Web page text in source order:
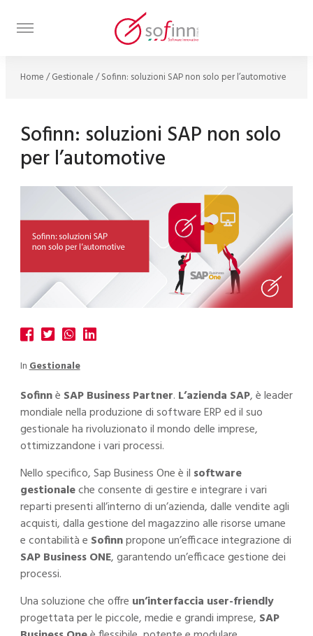
Home/Gestionale/Sofinn: soluzioni SAP non solo per l’automotive
Sofinn: soluzioni SAP non solo
per l’automotive
InGestionale
Sofinnè SAP Business Partner. L’azienda SAP, è leader
mondiale nella produzione di software ERP ed il suo
gestionale ha rivoluzionato il mondo delle imprese,
ottimizzandone i vari processi.
Nello specifico, Sap Business One è il software
gestionaleche consente di gestire e integrare i vari
reparti presenti all’interno di un’azienda, dalle vendite agli
acquisti, dalla gestione del magazzino alle risorse umane
e contabilità e Sofinnpropone un’efficace integrazione di
SAP Business ONE, garantendo un’efficace gestione dei
processi.
Una soluzione che offre un’interfaccia user-friendly
progettata per le piccole, medie e grandi imprese, SAP